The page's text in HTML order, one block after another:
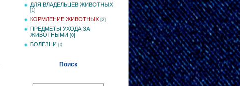
ДЛЯ ВЛАДЕЛЬЦЕВ ЖИВОТНЫХ
[1]
КОРМЛЕНИЕ ЖИВОТНЫХ [2]
ПРЕДМЕТЫ УХОДА ЗА
ЖИВОТНЫМИ [0]
БОЛЕЗНИ [0]
Поиск